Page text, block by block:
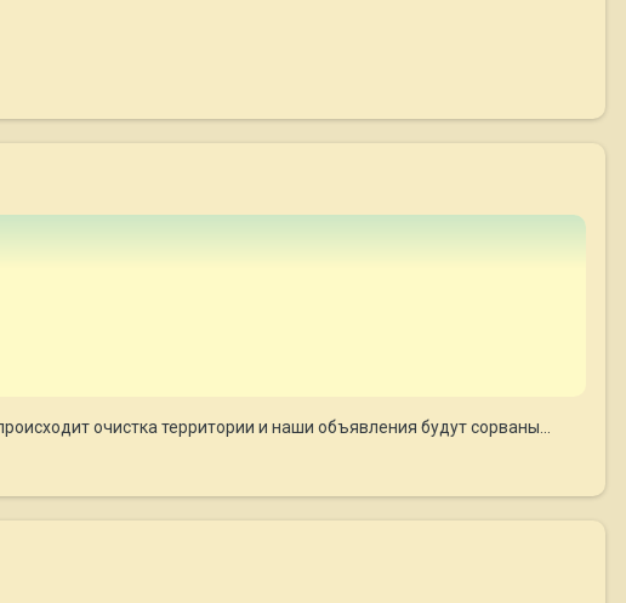
очистка территории и наши объявления будут сорваны...